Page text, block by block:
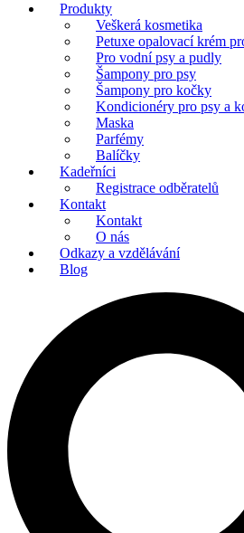
Produkty
Veškerá kosmetika
Petuxe opalovací krém
Pro vodní psy a pudly
Šampony pro psy
Šampony pro kočky
Kondicionéry pro psy a
Maska
Parfémy
Balíčky
Kadeřníci
Registrace odběratelů
Kontakt
Kontakt
O nás
Odkazy a vzdělávání
Blog